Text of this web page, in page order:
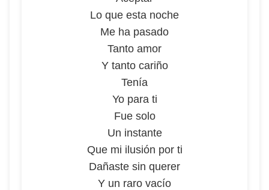
Lo que esta noche
Me ha pasado
Tanto amor
Y tanto cariño
Tenía
Yo para ti
Fue solo
Un instante
Que mi ilusión por ti
Dañaste sin querer
Y un raro vacío